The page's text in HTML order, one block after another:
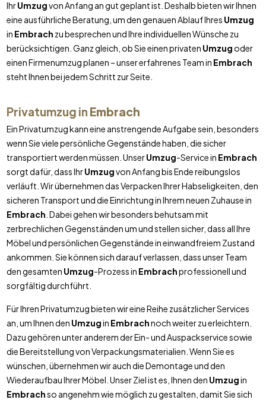
IhrUmzugvon Anfang an gut geplant ist. Deshalb bieten wir Ihnen
eine ausführliche Beratung, um den genauen Ablauf Ihres Umzug
in Embrach zu besprechen und Ihre individuellen Wünsche zu
berücksichtigen. Ganz gleich, ob Sie einen privaten Umzugoder
einen Firmenumzug planen – unser erfahrenes Team in Embrach
steht Ihnen bei jedem Schritt zur Seite.
Privatumzug in Embrach
Ein Privatumzug kann eine anstrengende Aufgabe sein, besonders
wenn Sie viele persönliche Gegenstände haben, die sicher
transportiert werden müssen. UnserUmzug-Service in Embrach
sorgt dafür, dass IhrUmzugvon Anfang bis Ende reibungslos
verläuft. Wir übernehmen das Verpacken Ihrer Habseligkeiten, den
sicheren Transport und die Einrichtung in Ihrem neuen Zuhause in
Embrach . Dabei gehen wir besonders behutsam mit
zerbrechlichen Gegenständen um und stellen sicher, dass all Ihre
Möbel und persönlichen Gegenstände in einwandfreiem Zustand
ankommen. Sie können sich darauf verlassen, dass unser Team
den gesamten Umzug-Prozess in Embrachprofessionell und
sorgfältig durchführt.
Für Ihren Privatumzug bieten wir eine Reihe zusätzlicher Services
an, um Ihnen den Umzugin Embrachnoch weiter zu erleichtern.
Dazu gehören unter anderem der Ein- und Auspackservice sowie
die Bereitstellung von Verpackungsmaterialien. Wenn Sie es
wünschen, übernehmen wir auch die Demontage und den
Wiederaufbau Ihrer Möbel. Unser Ziel ist es, Ihnen den Umzugin
Embrachso angenehm wie möglich zu gestalten, damit Sie sich